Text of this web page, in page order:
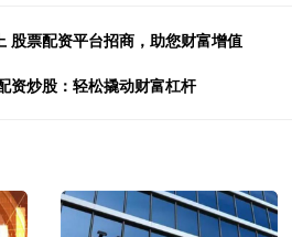
股票配资平台招商，助您财富增值
资炒股：轻松撬动财富杠杆